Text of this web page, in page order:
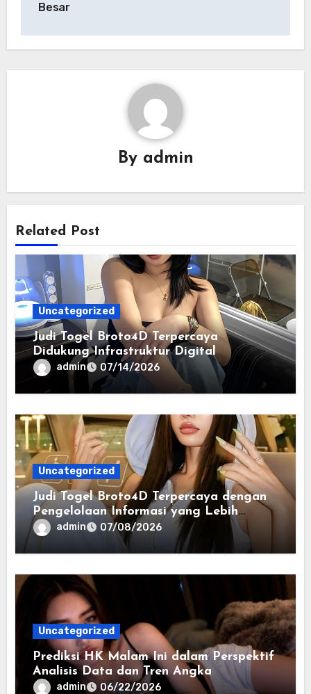
Besar
By admin
Related Post
Uncategorized
Judi Togel Broto4D Terpercaya
Didukung Infrastruktur Digital
admin 07/14/2026
Uncategorized
Judi Togel Broto4D Terpercaya dengan
Pengelolaan Informasi yang Lebih
Efisien
admin 07/08/2026
Uncategorized
Prediksi HK Malam Ini dalam Perspektif
Analisis Data dan Tren Angka
admin 06/22/2026